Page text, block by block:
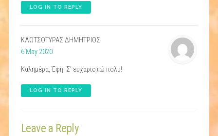
LOG IN TO REPLY
ΚΛΩΤΣΟΤΥΡΑΣ ΔΗΜΗΤΡΙΟΣ
6 May 2020
Καλημέρα, Έφη. Σ’ ευχαριστώ πολύ!
LOG IN TO REPLY
Leave a Reply